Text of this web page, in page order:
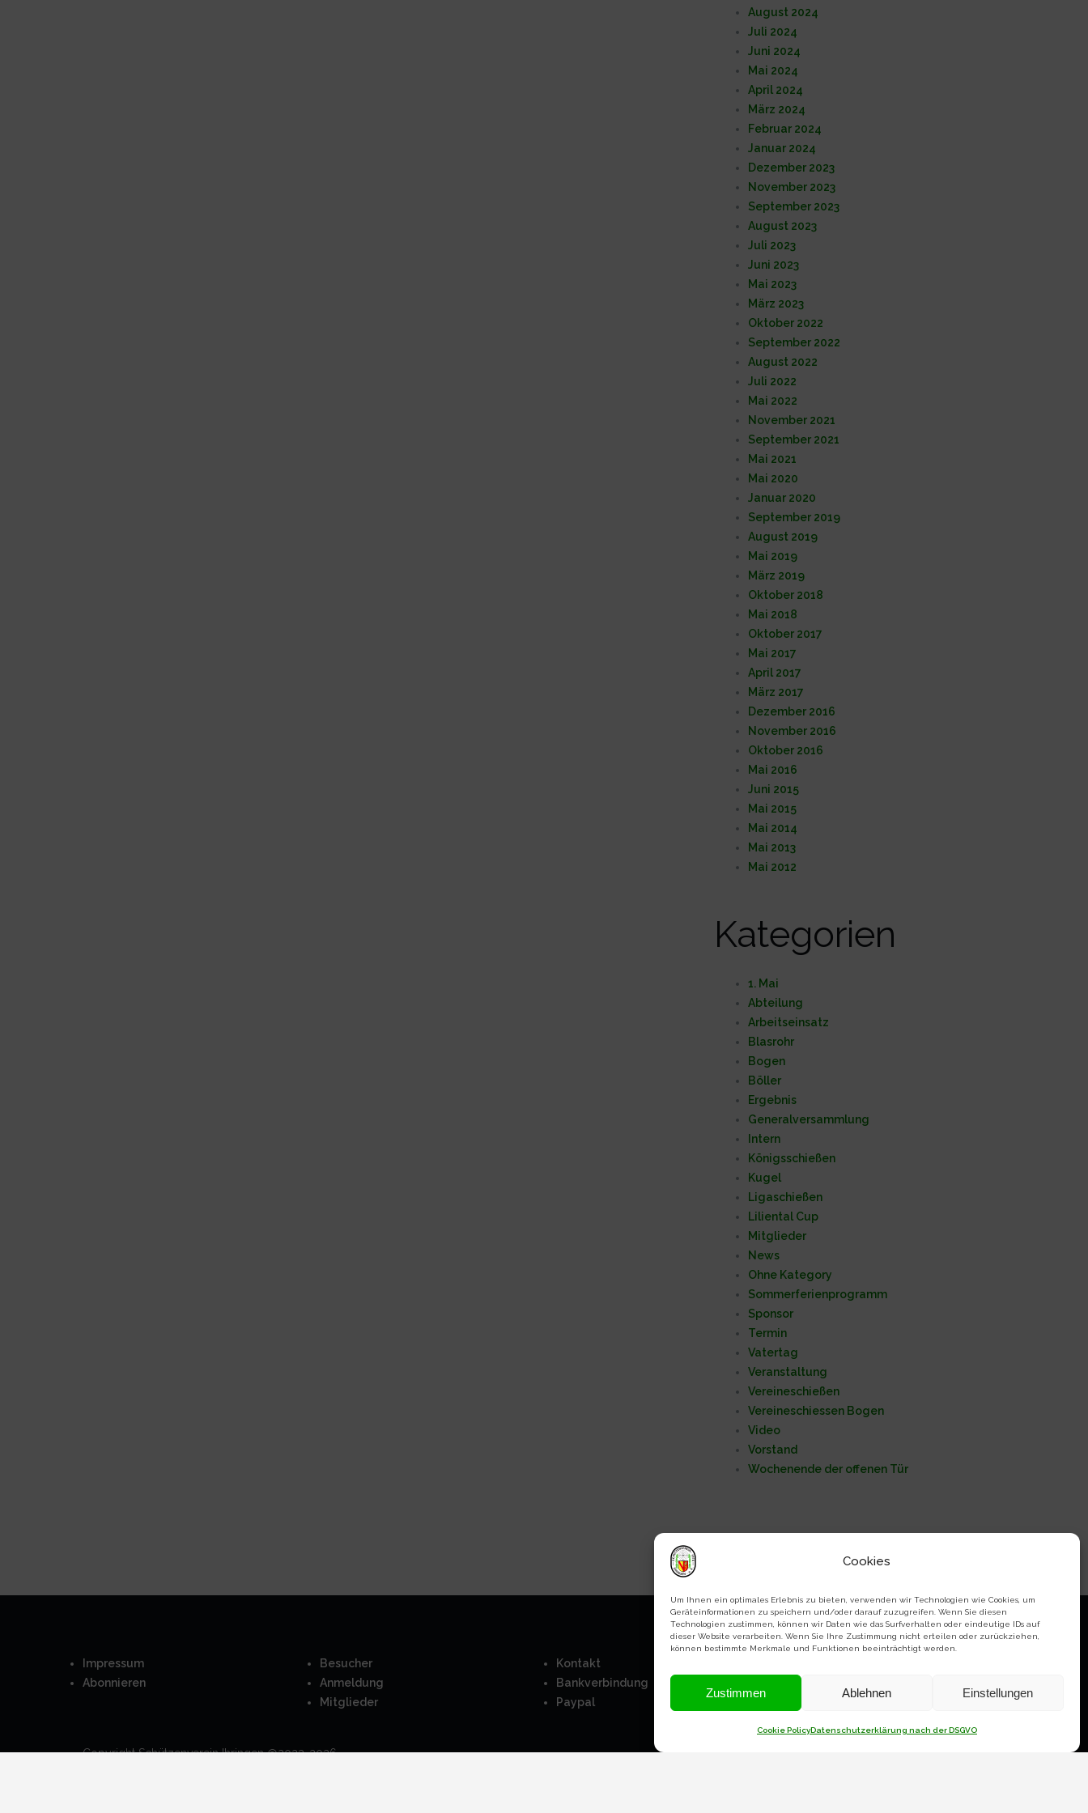
Cookies
Um Ihnen ein optimales Erlebnis zu bieten, verwenden wir Technologien wie Cookies, um
Geräteinformationen zu speichern und/oder darauf zuzugreifen. Wenn Sie diesen
Technologien zustimmen, können wir Daten wie das Surfverhalten oder eindeutige IDs auf
dieser Website verarbeiten. Wenn Sie Ihre Zustimmung nicht erteilen oder zurückziehen,
können bestimmte Merkmale und Funktionen beeinträchtigt werden.
Zustimmen Ablehnen Einstellungen
Cookie PolicyDatenschutzerklärung nach der DSGVO
August 2024
Juli 2024
Juni 2024
Mai 2024
April 2024
März 2024
Februar 2024
Januar 2024
Dezember 2023
November 2023
September 2023
August 2023
Juli 2023
Juni 2023
Mai 2023
März 2023
Oktober 2022
September 2022
August 2022
Juli 2022
Mai 2022
November 2021
September 2021
Mai 2021
Mai 2020
Januar 2020
September 2019
August 2019
Mai 2019
März 2019
Oktober 2018
Mai 2018
Oktober 2017
Mai 2017
April 2017
März 2017
Dezember 2016
November 2016
Oktober 2016
Mai 2016
Juni 2015
Mai 2015
Mai 2014
Mai 2013
Mai 2012
Kategorien
1. Mai
Abteilung
Arbeitseinsatz
Blasrohr
Bogen
Böller
Ergebnis
Generalversammlung
Intern
Königsschießen
Kugel
Ligaschießen
Liliental Cup
Mitglieder
News
Ohne Kategory
Sommerferienprogramm
Sponsor
Termin
Vatertag
Veranstaltung
Vereineschießen
Vereineschiessen Bogen
Video
Vorstand
Wochenende der offenen Tür
Impressum
Abonnieren
Besucher
Anmeldung
Mitglieder
Kontakt
Bankverbindung
Paypal
Copyright Schützenverein Ihringen @2023-2026